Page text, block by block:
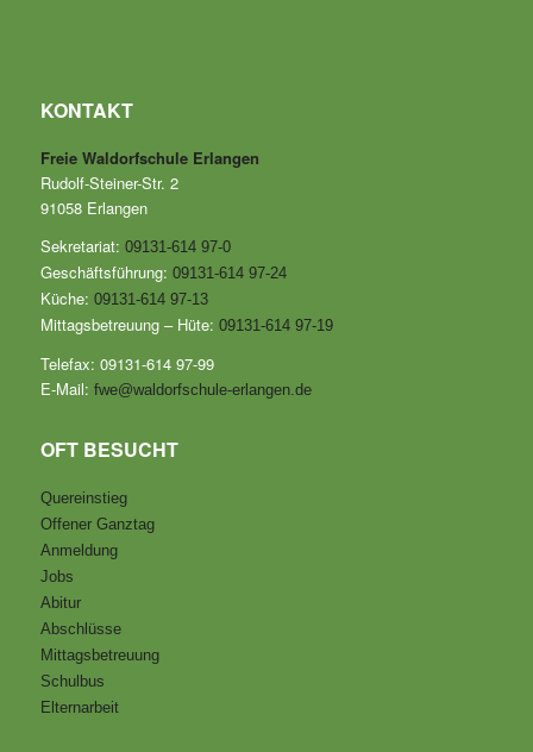
KONTAKT
Freie Waldorfschule Erlangen
Rudolf-Steiner-Str. 2
91058 Erlangen
Sekretariat: 09131-614 97-0
Geschäftsführung: 09131-614 97-24
Küche: 09131-614 97-13
Mittagsbetreuung – Hüte: 09131-614 97-19
Telefax: 09131-614 97-99
E-Mail: fwe@waldorfschule-erlangen.de
OFT BESUCHT
Quereinstieg
Offener Ganztag
Anmeldung
Jobs
Abitur
Abschlüsse
Mittagsbetreuung
Schulbus
Elternarbeit